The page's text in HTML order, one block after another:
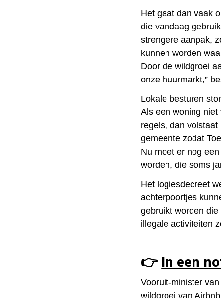
Het gaat dan vaak
die vandaag
strengere aanpak,
kunnen worden
Door de wildgroei
onze huurmarkt,”
Lokale besturen
Als een woning
regels, dan
gemeente zodat
Nu moet er nog
worden, die soms
Het logiesdecreet
achterpoortjes
gebruikt worden
illegale activiteiten
👉​In een
Vooruit-minister
wildgroei van